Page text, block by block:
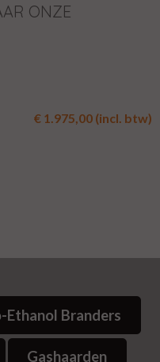
ONZE
€ 1.975,00 (incl. btw)
Ethanol Branders
Gashaarden